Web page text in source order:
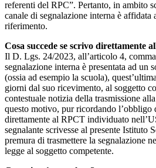
referenti del RPC”. Pertanto, in ambito
canale di segnalazione interna è
riferimento.
Cosa succede se scrivo direttamente
Il D. Lgs. 24/2023, all’articolo 4,
segnalazione interna è presentata ad un
(ossia ad esempio la scuola),
giorni dal suo ricevimento, al soggetto
contestuale notizia della trasmissione
questo motivo, pur ricordando l’obbligo
direttamente al RPCT individuato
segnalante scrivesse al presente Istituto
premura di trasmettere la segnalazione
legge al soggetto competente.